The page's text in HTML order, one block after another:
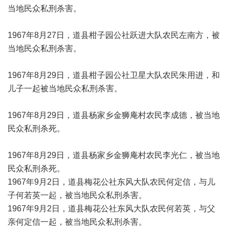
当地民众私刑杀害。
1967年8月27日，道县柑子园公社跃进大队农民左南方，被
当地民众私刑杀害。
1967年8月29日，道县柑子园公社卫星大队农民朱用进，和
儿子一起被当地民众私刑杀害。
1967年8月29日，道县杨家乡金狮庵村农民李成德，被当地
民众私刑杀死。
1967年8月29日，道县杨家乡金狮庵村农民李光仁，被当地
民众私刑杀死。
1967年9月2日，道县梅花公社东风大队农民何定信，与儿
子何若英一起，被当地民众私刑杀害。
1967年9月2日，道县梅花公社东风大队农民何若英，与父
亲何定信一起，被当地民众私刑杀害。